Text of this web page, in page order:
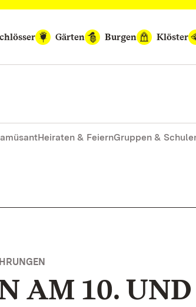
Gärten Burgen Klöster
Heiraten & FeiernGruppen &
AM 10. UND